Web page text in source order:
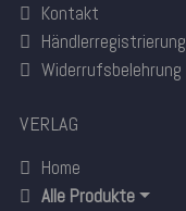
Kontakt
Händlerregistrierung
Widerrufsbelehrung
VERLAG
Home
Alle Produkte